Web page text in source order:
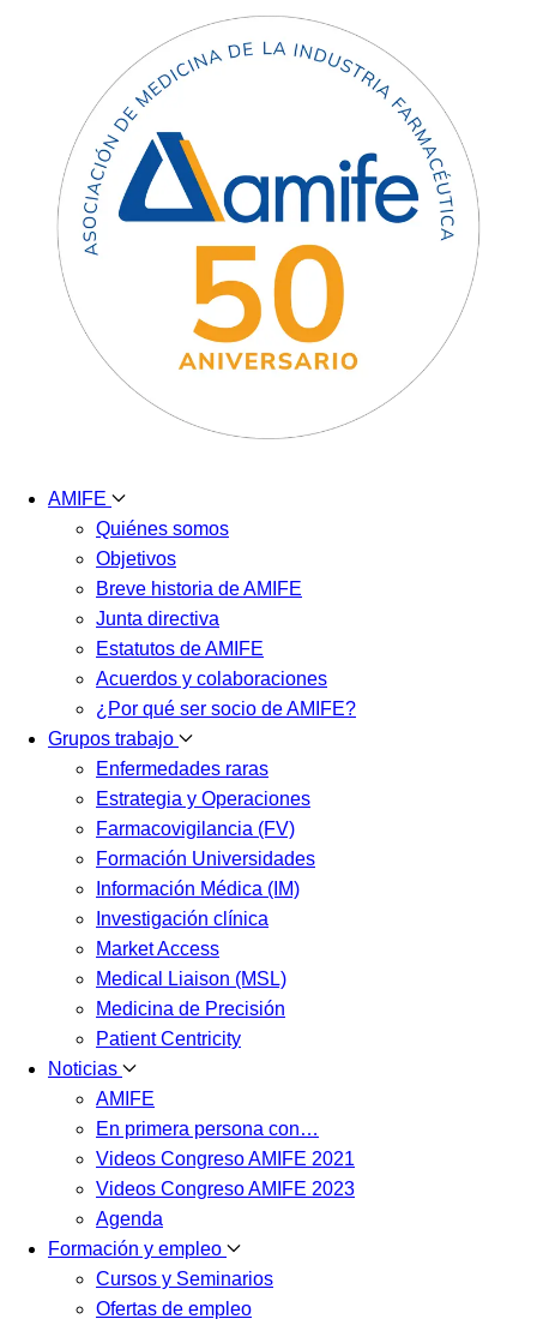
AMIFE
Quiénes somos
Objetivos
Breve historia de AMIFE
Junta directiva
Estatutos de AMIFE
Acuerdos y colaboraciones
¿Por qué ser socio de AMIFE?
Grupos trabajo
Enfermedades raras
Estrategia y Operaciones
Farmacovigilancia (FV)
Formación Universidades
Información Médica (IM)
Investigación clínica
Market Access
Medical Liaison (MSL)
Medicina de Precisión
Patient Centricity
Noticias
AMIFE
En primera persona con…
Videos Congreso AMIFE 2021
Videos Congreso AMIFE 2023
Agenda
Formación y empleo
Cursos y Seminarios
Ofertas de empleo